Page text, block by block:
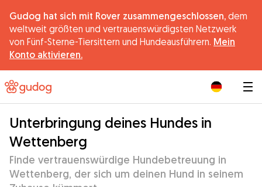
Gudog hat sich mit Rover zusammengeschlossen, dem
weltweit größten und vertrauenswürdigsten Netzwerk
von Fünf-Sterne-Tiersittern und Hundeausführern. Mein
Konto aktivieren.
Unterbringung deines Hundes in
Wettenberg
Finde vertrauenswürdige Hundebetreuung in
Wettenberg, der sich um deinen Hund in seinem